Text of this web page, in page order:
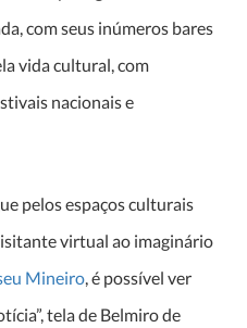
com seus inúmeros bares
vida cultural, com
nacionais e
pelos espaços culturais
virtual ao imaginário
Mineiro, é possível ver
tela de Belmiro de